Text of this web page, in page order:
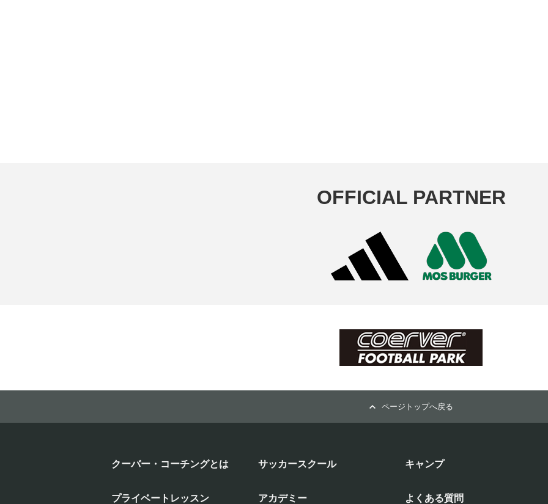
OFFICIAL PARTNER
ページトップへ戻る
クーバー・コーチングとは サッカースクール キャンプ
プライベートレッスン アカデミー よくある質問